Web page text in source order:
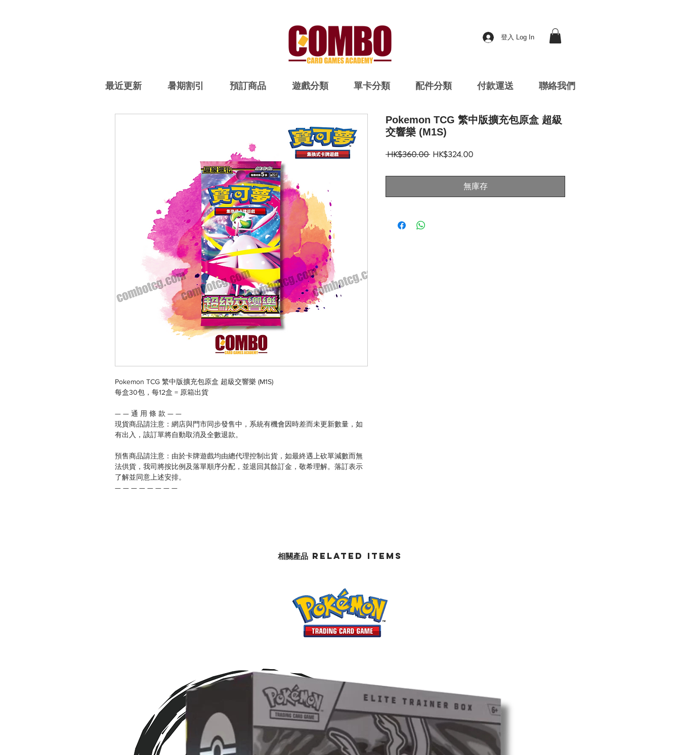
登入 Log In
最近更新 暑期割引 預訂商品 遊戲分類 單卡分類 配件分類 付款運送 聯絡我們
Pokemon TCG 繁中版擴充包原盒 超級交響樂 (M1S)
每盒30包，每12盒 = 原箱出貨
— — 通 用 條 款 — —
現貨商品請注意：網店與門市同步發售中，系統有機會因時差而未更新數量，如
有出入，該訂單將自動取消及全數退款。
預售商品請注意：由於卡牌遊戲均由總代理控制出貨，如最終遇上砍單減數而無
法供貨，我司將按比例及落單順序分配，並退回其餘訂金，敬希理解。落訂表示
了解並同意上述安排。
— — — — — — — —
Pokemon TCG 繁中版擴充包原盒 超級
交響樂 (M1S)
HK$360.00 一
價
HK$324.00促
價
格
無庫存
相關產品 Related Items